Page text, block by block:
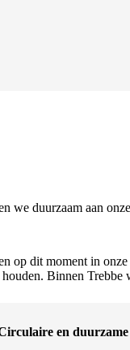
we duurzaam aan
op dit moment in
Binnen
en